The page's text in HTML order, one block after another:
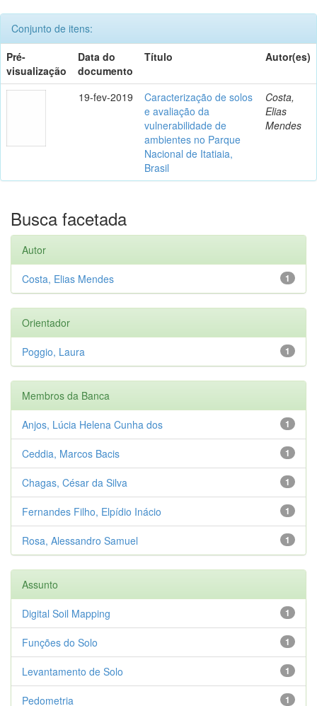
Conjunto de itens:
Pré-
visualização
Data do
documento
Título Autor(es)
19-fev-2019
Caracterização de solos
e avaliação da
vulnerabilidade de
ambientes no Parque
Nacional de Itatiaia,
Brasil
Costa,
Elias
Mendes
Busca facetada
Autor
1
Costa, Elias Mendes
Orientador
1
Poggio, Laura
Membros da Banca
1
Anjos, Lúcia Helena Cunha dos
1
Ceddia, Marcos Bacis
1
Chagas, César da Silva
1
Fernandes Filho, Elpídio Inácio
1
Rosa, Alessandro Samuel
Assunto
1
Digital Soil Mapping
1
Funções do Solo
1
Levantamento de Solo
1
Pedometria